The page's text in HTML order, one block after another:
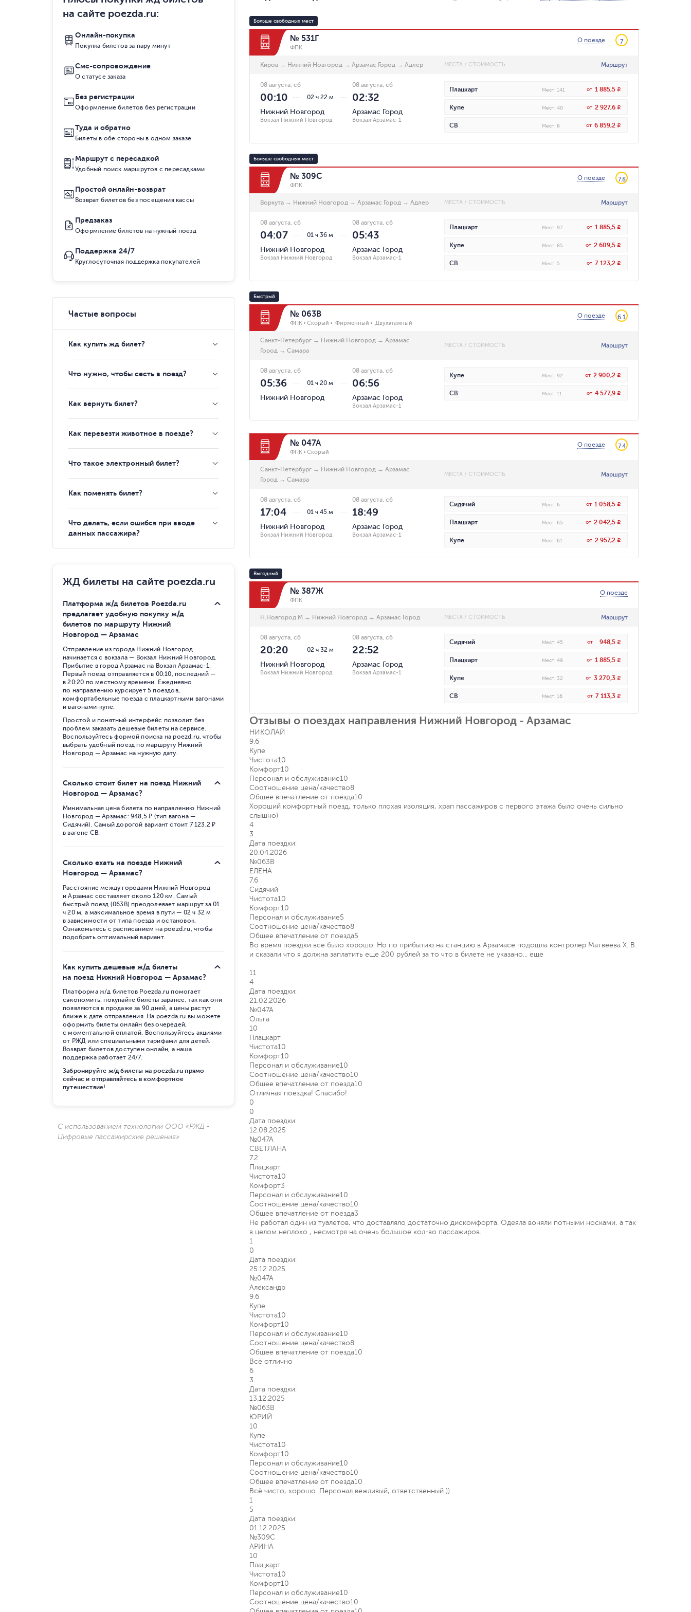
Больше свободных мест
№ 531Г
ФПК
О поезде 7
Киров → Нижний Новгород → Арзамас Город → Адлер МЕСТА / СТОИМОСТЬ Маршрут
02 ч 22 м
08 августа, сб
00:10
Нижний Новгород
Вокзал Нижний Новгород
08 августа, сб
02:32
Арзамас Город
Вокзал Арзамас-1
Плацкарт Мест: 141 от 1 885,5 R
Купе Мест: 40 от 2 927,6 R
СВ Мест: 6 от 6 859,2 R
Больше свободных мест
№ 309С
ФПК
О поезде 7.8
Воркута → Нижний Новгород → Арзамас Город → Адлер МЕСТА / СТОИМОСТЬ Маршрут
01 ч 36 м
08 августа, сб
04:07
Нижний Новгород
Вокзал Нижний Новгород
08 августа, сб
05:43
Арзамас Город
Вокзал Арзамас-1
Плацкарт Мест: 97 от 1 885,5 R
Купе Мест: 85 от 2 609,5 R
СВ Мест: 5 от 7 123,2 R
Быстрый
№ 063В
ФПК Скорый Фирменный Двухэтажный
О поезде 6.1
Санкт-Петербург → Нижний Новгород → Арзамас
Город → Самара
МЕСТА / СТОИМОСТЬ Маршрут
01 ч 20 м
08 августа, сб
05:36
Нижний Новгород
08 августа, сб
06:56
Арзамас Город
Вокзал Арзамас-1
Купе Мест: 92 от 2 900,2 R
СВ Мест: 11 от 4 577,9 R
№ 047А
ФПК Скорый
О поезде 7.4
Санкт-Петербург → Нижний Новгород → Арзамас
Город → Самара
МЕСТА / СТОИМОСТЬ Маршрут
01 ч 45 м
08 августа, сб
17:04
Нижний Новгород
Вокзал Нижний Новгород
08 августа, сб
18:49
Арзамас Город
Вокзал Арзамас-1
Сидячий Мест: 6 от 1 058,5 R
Плацкарт Мест: 65 от 2 042,5 R
Купе Мест: 61 от 2 957,2 R
Выгодный
№ 387Ж
ФПК
О поезде
Н.Новгород М → Нижний Новгород → Арзамас Город МЕСТА / СТОИМОСТЬ Маршрут
02 ч 32 м
08 августа, сб
20:20
Нижний Новгород
Вокзал Нижний Новгород
08 августа, сб
22:52
Арзамас Город
Вокзал Арзамас-1
Сидячий Мест: 45 от 948,5 R
Плацкарт Мест: 49 от 1 885,5 R
Купе Мест: 32 от 3 270,3 R
СВ Мест: 16 от 7 113,3 R
Отзывы о поездах направления Нижний Новгород - Арзамас
НИКОЛАЙ
9.6
Купе
Чистота10
Комфорт10
Персонал и обслуживание10
Соотношение цена/качество8
Общее впечатление от поезда10
Хороший комфортный поезд, только плохая изоляция, храп пассажиров с первого этажа было очень сильно
слышно)
4
3
Дата поездки:
20.04.2026
№063В
ЕЛЕНА
7.6
Сидячий
Чистота10
Комфорт10
Персонал и обслуживание5
Соотношение цена/качество8
Общее впечатление от поезда5
Во время поездки всe было хорошо. Но по прибытию на станцию в Арзамасе подошла контролeр Матвеева Х. В.
и сказали что я должна заплатить ещe 200 рублей за то что в билете не указано...еще
11
4
Дата поездки:
21.02.2026
№047А
Ольга
10
Плацкарт
Чистота10
Комфорт10
Персонал и обслуживание10
Соотношение цена/качество10
Общее впечатление от поезда10
Отличная поездка! Спасибо!
0
0
Дата поездки:
12.08.2025
№047А
СВЕТЛАНА
7.2
Плацкарт
Чистота10
Комфорт3
Персонал и обслуживание10
Соотношение цена/качество10
Общее впечатление от поезда3
Не работал один из туалетов, что доставляло достаточно дискомфорта. Одеяла воняли потными носками, а так
в целом неплохо , несмотря на очень большое кол-во пассажиров.
1
0
Дата поездки:
25.12.2025
№047А
Александр
9.6
Купе
Чистота10
Комфорт10
Персонал и обслуживание10
Соотношение цена/качество8
Общее впечатление от поезда10
Всё отлично
6
3
Дата поездки:
13.12.2025
№063В
ЮРИЙ
10
Купе
Чистота10
Комфорт10
Персонал и обслуживание10
Соотношение цена/качество10
Общее впечатление от поезда10
Всё чисто, хорошо. Персонал вежливый, ответственный ))
1
5
Дата поездки:
01.12.2025
№309С
АРИНА
10
Плацкарт
Чистота10
Комфорт10
Персонал и обслуживание10
Соотношение цена/качество10
на сайте poezda.ru:
Онлайн-покупка
Покупка билетов за пару минут
Смс-сопровождение
О статусе заказа
Без регистрации
Оформление билетов без регистрации
Туда и обратно
Билеты в обе стороны в одном заказе
Маршрут с пересадкой
Удобный поиск маршрутов с пересадками
Простой онлайн-возврат
Возврат билетов без посещения кассы
Предзаказ
Оформление билетов на нужный поезд
Поддержка 24/7
Круглосуточная поддержка покупателей
Частые вопросы
Как купить жд билет?
Что нужно, чтобы сесть в поезд?
Как вернуть билет?
Как перевезти животное в поезде?
Что такое электронный билет?
Как поменять билет?
Что делать, если ошибся при вводе
данных пассажира?
ЖД билеты на сайте poezda.ru
Платформа ж/д билетов Poezda.ru
предлагает удобную покупку ж/д
билетов по маршруту Нижний
Новгород — Арзамас
Отправление из города Нижний Новгород
начинается с вокзала — Вокзал Нижний Новгород.
Прибытие в город Арзамас на Вокзал Арзамас-1.
Первый поезд отправляется в 00:10, последний —
в 20:20 по местному времени. Ежедневно
по направлению курсирует 5 поездов,
комфортабельные поезда с плацкартными вагонами
и вагонами-купе.
Простой и понятный интерфейс позволит без
проблем заказать дешевые билеты на сервисе.
Воспользуйтесь формой поиска на poezd.ru, чтобы
выбрать удобный поезд по маршруту Нижний
Новгород — Арзамас на нужную дату.
Сколько стоит билет на поезд Нижний
Новгород — Арзамас?
Минимальная цена билета по направлению Нижний
Новгород — Арзамас: 948,5 ₽ (тип вагона —
Сидячий). Самый дорогой вариант стоит 7 123,2 ₽
в вагоне СВ.
Сколько ехать на поезде Нижний
Новгород — Арзамас?
Расстояние между городами Нижний Новгород
и Арзамас составляет около 120 км. Самый
быстрый поезд (063В) преодолевает маршрут за 01
ч 20 м, а максимальное время в пути — 02 ч 32 м
в зависимости от типа поезда и остановок.
Ознакомьтесь с расписанием на poezd.ru, чтобы
подобрать оптимальный вариант.
Как купить дешевые ж/д билеты
на поезд Нижний Новгород — Арзамас?
Платформа ж/д билетов Poezda.ru помогает
сэкономить: покупайте билеты заранее, так как они
появляются в продаже за 90 дней, а цены растут
ближе к дате отправления. На poezda.ru вы можете
оформить билеты онлайн без очередей,
с моментальной оплатой. Воспользуйтесь акциями
от РЖД или специальными тарифами для детей.
Возврат билетов доступен онлайн, а наша
поддержка работает 24/7.
Забронируйте ж/д билеты на poezda.ru прямо
сейчас и отправляйтесь в комфортное
путешествие!
С использованием технологии ООО «РЖД -
Цифровые пассажирские решения»